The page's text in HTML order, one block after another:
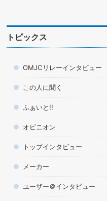
トピックス
OMJCリレーインタビュー
この人に聞く
ふぁいと!!
オピニオン
トップインタビュー
メーカー
ユーザー＠インタビュー